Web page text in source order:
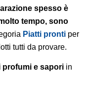
spesso è
tempo, sono
Piatti pronti per
tutti da provare.
profumi e sapori in